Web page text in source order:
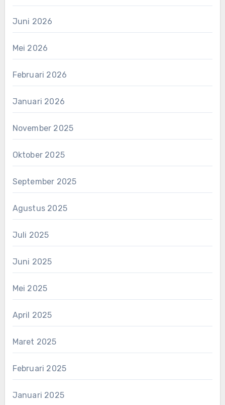
Juni 2026
Mei 2026
Februari 2026
Januari 2026
November 2025
Oktober 2025
September 2025
Agustus 2025
Juli 2025
Juni 2025
Mei 2025
April 2025
Maret 2025
Februari 2025
Januari 2025